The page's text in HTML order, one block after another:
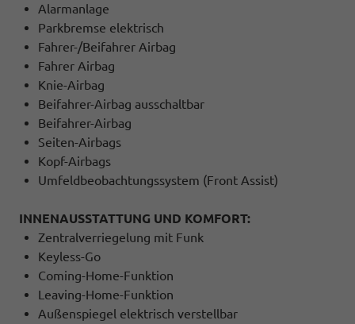
Alarmanlage
Parkbremse elektrisch
Fahrer-/Beifahrer Airbag
Fahrer Airbag
Knie-Airbag
Beifahrer-Airbag ausschaltbar
Beifahrer-Airbag
Seiten-Airbags
Kopf-Airbags
Umfeldbeobachtungssystem (Front Assist)
INNENAUSSTATTUNG UND KOMFORT:
Zentralverriegelung mit Funk
Keyless-Go
Coming-Home-Funktion
Leaving-Home-Funktion
Außenspiegel elektrisch verstellbar